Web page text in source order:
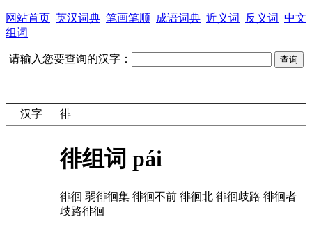
网站首页 英汉词典 笔画笔顺 成语词典 近义词 反义词 中文
组词
请输入您要查询的汉字：
汉字 徘
徘组词 pái
徘徊 弱徘徊集 徘徊不前 徘徊北 徘徊歧路 徘徊者
歧路徘徊